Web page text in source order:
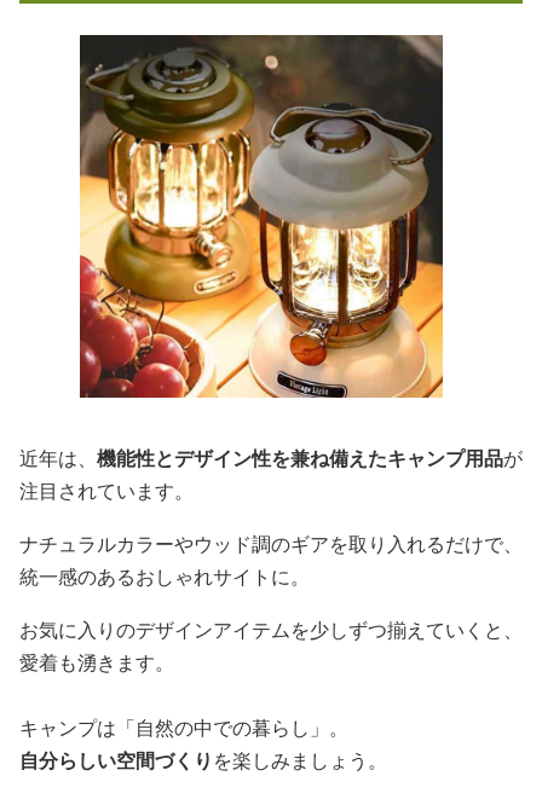
近年は、 機能性とデザイン性を兼ね備えたキャンプ用品が
注目されています。
ナチュラルカラーやウッド調のギアを取り入れるだけで、
統一感のあるおしゃれサイトに。
お気に入りのデザインアイテムを少しずつ揃えていくと、
愛着も湧きます。
キャンプは「自然の中での暮らし」。
自分らしい空間づくり を楽しみましょう。